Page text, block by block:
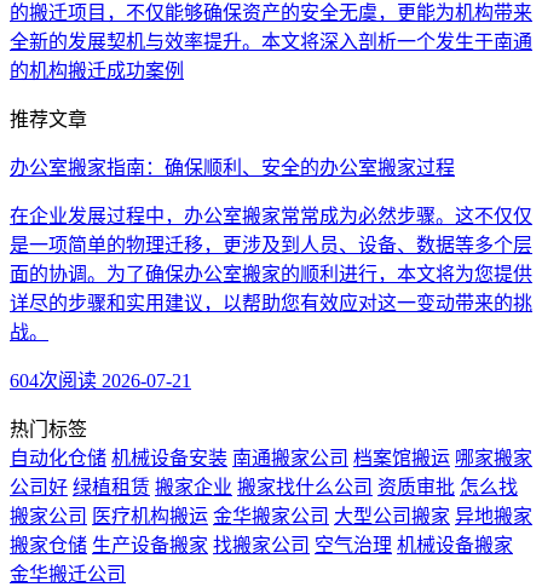
的搬迁项目，不仅能够确保资产的安全无虞，更能为机构带来
全新的发展契机与效率提升。本文将深入剖析一个发生于南通
的机构搬迁成功案例
推荐文章
办公室搬家指南：确保顺利、安全的办公室搬家过程
在企业发展过程中，办公室搬家常常成为必然步骤。这不仅仅
是一项简单的物理迁移，更涉及到人员、设备、数据等多个层
面的协调。为了确保办公室搬家的顺利进行，本文将为您提供
详尽的步骤和实用建议，以帮助您有效应对这一变动带来的挑
战。
604次阅读 2026-07-21
热门标签
自动化仓储 机械设备安装 南通搬家公司 档案馆搬运 哪家搬家
公司好 绿植租赁 搬家企业 搬家找什么公司 资质审批 怎么找
搬家公司 医疗机构搬运 金华搬家公司 大型公司搬家 异地搬家
搬家仓储 生产设备搬家 找搬家公司 空气治理 机械设备搬家
金华搬迁公司